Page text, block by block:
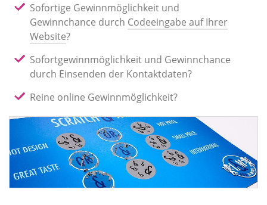
Sofortige Gewinnmöglichkeit und
Gewinnchance durch Codeeingabe auf Ihrer
Website?
Sofortgewinnmöglichkeit und Gewinnchance
durch Einsenden der Kontaktdaten?
Reine online Gewinnmöglichkeit?